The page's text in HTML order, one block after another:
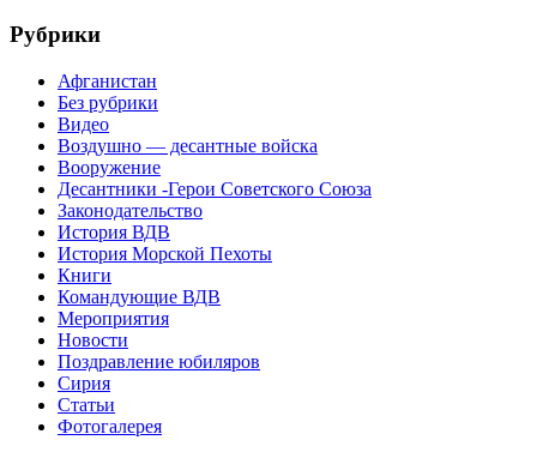
Рубрики
Афганистан
Без рубрики
Видео
Воздушно — десантные войска
Вооружение
Десантники -Герои Советского Союза
Законодательство
История ВДВ
История Морской Пехоты
Книги
Командующие ВДВ
Мероприятия
Новости
Поздравление юбиляров
Сирия
Статьи
Фотогалерея